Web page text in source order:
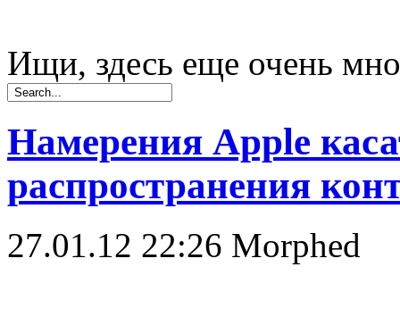
Ищи, здесь еще очень
Намерения Apple
распространения
27.01.12 22:26 Morphed